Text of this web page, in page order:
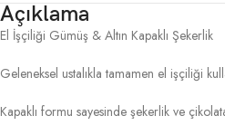
Açıklama
El İşçiliği Gümüş & Altın Kapaklı Şekerlik
Geleneksel ustalıkla tamamen el işçiliği
Kapaklı formu sayesinde şekerlik ve